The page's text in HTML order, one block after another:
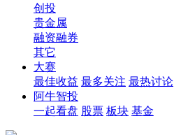
创投
贵金属
融资融券
其它
大赛
最佳收益 最多关注 最热讨论
阿牛智投
一起看盘 股票 板块 基金